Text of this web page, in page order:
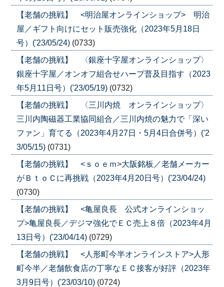
【老舗の挑戦】 <明治屋オンラインショップ> 明治
屋／ギフト向けにセット販売強化（2023年5月18日
号）('23/05/24) (0733)
【老舗の挑戦】 〈銀座十字屋オンラインショップ〉
銀座十字屋／オンオフ組合せハープ普及目指す（2023
年5月11日号）('23/05/19) (0732)
【老舗の挑戦】 〈三川内焼 オンラインショップ〉
三川内陶磁器工業協同組合／三川内焼の魅力で「深い
ファン」育てる（2023年4月27日・5月4日合併号）('2
3/05/15) (0731)
【老舗の挑戦】 <ｓｏｅｍ>大阪銘板／老舗メーカー
がＢｔｏＣに再挑戦（2023年4月20日号）('23/04/24)
(0730)
【老舗の挑戦】 <亀屋良長 公式オンラインショッ
プ>亀屋良長／デジマ強化でＥＣ売上８倍（2023年4月
13日号）('23/04/14) (0729)
【老舗の挑戦】 <人形町今半オンラインストア>人形
町今半／老舗飲食店の丁寧なＥＣ接客が好評（2023年
3月9日号）('23/03/10) (0724)